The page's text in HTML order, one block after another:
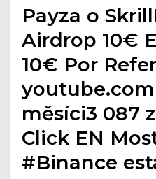
Payza o
Airdrop 10€
10€ Por
měsíci3 087
Click EN
#Binance